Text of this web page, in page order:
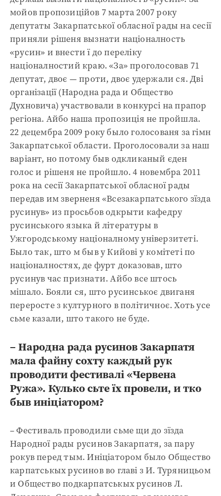
мойов пропозиційов 7 марта 2007 року
депутаты Закарпатської обласної рады на сесії
приняли рішеня вызнати націоналность
«русин» и внести ї до переліку
націоналностий краю. «За» проголосовав 71
депутат, двоє — проти, двоє удержали ся. Дві
організації (Народна рада и Общество
Духновича) участвовали в конкурсі на прапор
регіона. Айбо наша пропозиція не пройшла.
22 децембра 2009 року было голосованя за гімн
Закарпатської области. Проголосовали за наш
варіант, но потому быв одкликаный єден
голос и рішеня не пройшло. 4 новембра 2011
рока на сесії Закарпатської обласної рады
передав им зверненя «Всезакарпатського зїзда
русинув» из просьбов одкрыти кафедру
русинського языка й літературы в
Ужгородському націоналному універзитеті.
Было так, што м быв у Кийові у комітеті по
націоналностях, де фурт доказовав, што
русинув час признати. Айбо все штось
мішало. Бояли ся, што русинськоє двиганя
переросте з културного в політичноє. Хоть усе
сьме казали, што такого не буде.
– Народна рада русинов Закарпатя
мала файну сохту каждый рук
проводити фестивалі «Червена
Ружа». Кулько сьте їх провели, и тко
быв иніціатором?
– Фестиваль проводили сьме щи до зїзда
Народної рады русинов Закарпатя, за пару
рокув перед тым. Иніціатором было Общество
карпатськых русинов во главі з И. Туряницьом
и Общество подкарпатськых русинов Л.